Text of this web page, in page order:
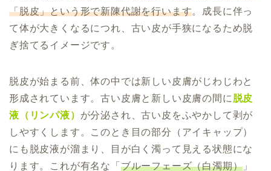
「脱皮」という形で新陳代謝を行います。成長に伴っ
て体が大きくなるにつれ、古い皮が手狭になるため脱
ぎ捨てるイメージです。
脱皮が始まる前、体の中では新しい皮膚がじわじわと
形成されています。古い皮膚と新しい皮膚の間に 脱皮
液（リンパ液） が分泌され、古い皮をふやかして剥が
しやすくします。このとき目の部分（アイキャップ）
にも脱皮液が溜まり、目が白く濁って見える状態にな
ります。これが有名な「 ブルーフェーズ（白濁期） 」